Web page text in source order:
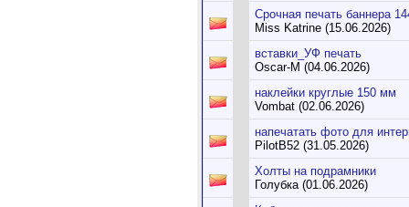
Срочная печать баннера
Miss Katrine (15.06.2026)
вставки_УФ печать
Oscar-M (04.06.2026)
наклейки круглые 150 мм
Vombat (02.06.2026)
напечатать фото для
PilotB52 (31.05.2026)
Холты на подрамники
Голубка (01.06.2026)